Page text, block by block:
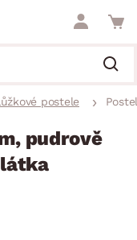
postele
pudrově